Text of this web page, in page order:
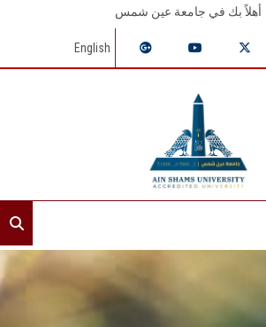
أهلاً بك في جامعة عين شمس
English
الرئيسية